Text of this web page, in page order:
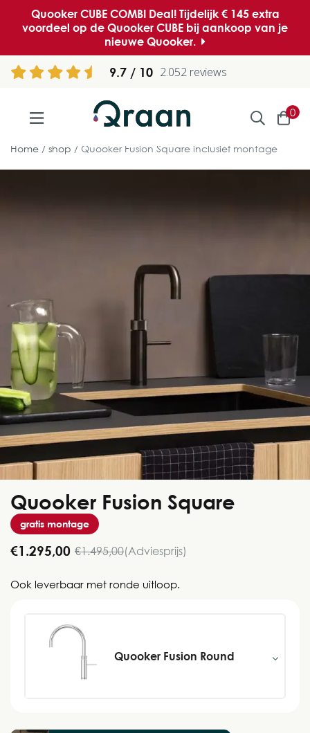
Quooker CUBE COMBI Deal! Tijdelijk € 145 extra
voordeel op de Quooker CUBE bij aankoop van je
nieuwe Quooker.
9.7 2.052 reviews
0
Home shop Quooker Fusion Square inclusief montage
Quooker Fusion Square
gratis montage
€1.295,00 €1.495,00(Adviesprijs)
Ook leverbaar met ronde uitloop.
Quooker Fusion Round